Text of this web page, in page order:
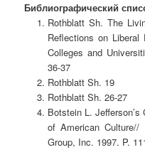
Библиографический
Rothblatt Sh. The
Reflections on Liberal
Colleges and
36-37
Rothblatt Sh. 19
Rothblatt Sh. 26-27
Botstein L.
of American Culture//
Group, Inc. 1997. P.